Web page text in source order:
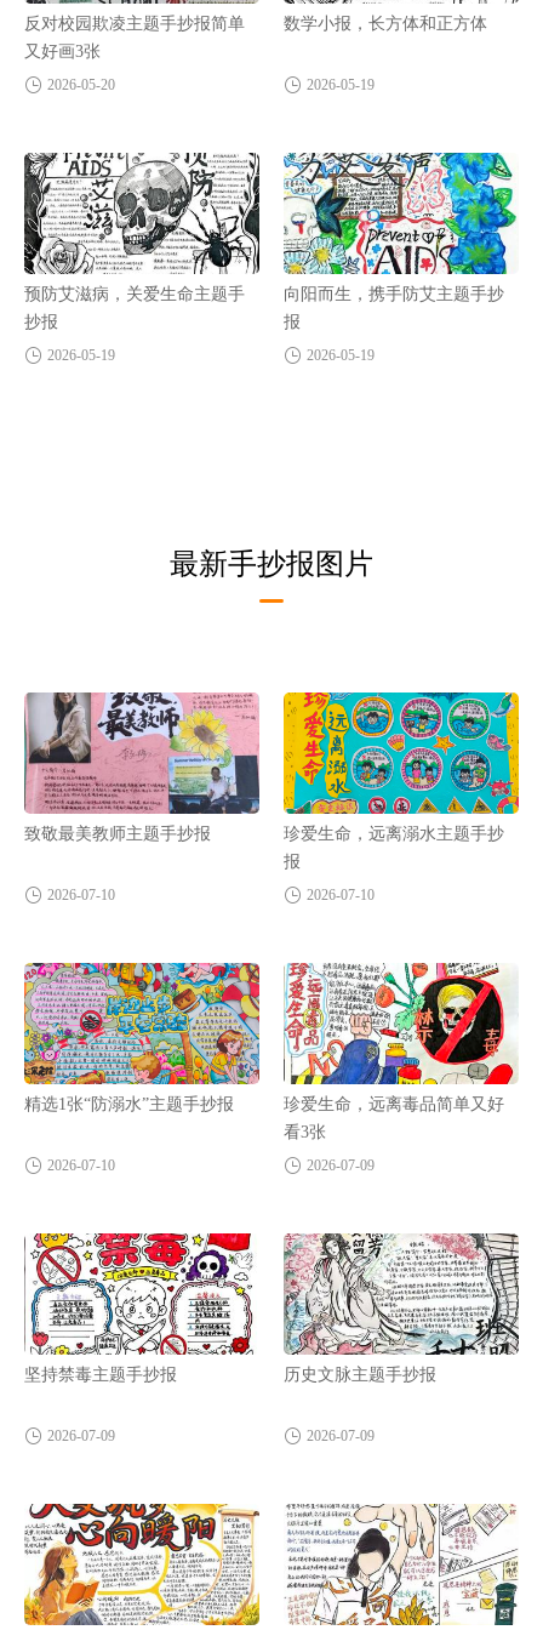
反对校园欺凌主题手抄报简单
又好画3张
2026-05-20
数学小报，长方体和正方体
2026-05-19
预防艾滋病，关爱生命主题手
抄报
2026-05-19
向阳而生，携手防艾主题手抄
报
2026-05-19
最新手抄报图片
致敬最美教师主题手抄报
2026-07-10
珍爱生命，远离溺水主题手抄
报
2026-07-10
精选1张“防溺水”主题手抄报
2026-07-10
珍爱生命，远离毒品简单又好
看3张
2026-07-09
坚持禁毒主题手抄报
2026-07-09
历史文脉主题手抄报
2026-07-09